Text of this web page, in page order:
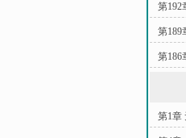
第192
第189
第186
第1章